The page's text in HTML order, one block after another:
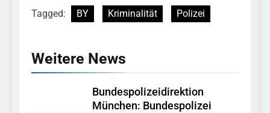
Tagged: BY Kriminalität Polizei
Weitere News
Bundespolizeidirektion
München: Bundespolizei